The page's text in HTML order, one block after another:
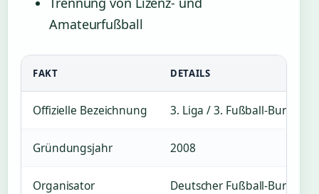
Amateurfußball
FAKT DETAILS
Offizielle Bezeichnung 3. Liga / 3. Fußball-
Gründungsjahr 2008
Organisator Deutscher Fußball-Bund